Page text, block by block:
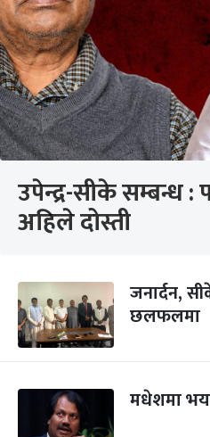
उपेन्द्र-सीके सम्बन्ध :
अहिले दोस्ती
जनार्दन,
छलफलमा
मधेशमा